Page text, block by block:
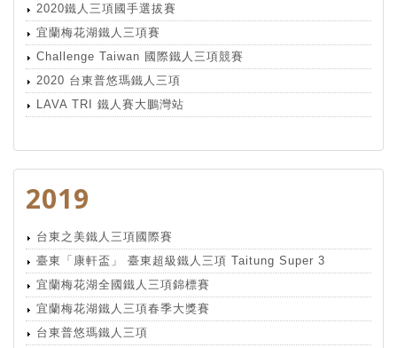
2020鐵人三項國手選拔賽
宜蘭梅花湖鐵人三項賽
Challenge Taiwan 國際鐵人三項競賽
2020 台東普悠瑪鐵人三項
LAVA TRI 鐵人賽大鵬灣站
2019
台東之美鐵人三項國際賽
臺東「康軒盃」 臺東超級鐵人三項 Taitung Super 3
宜蘭梅花湖全國鐵人三項錦標賽
宜蘭梅花湖鐵人三項春季大獎賽
台東普悠瑪鐵人三項